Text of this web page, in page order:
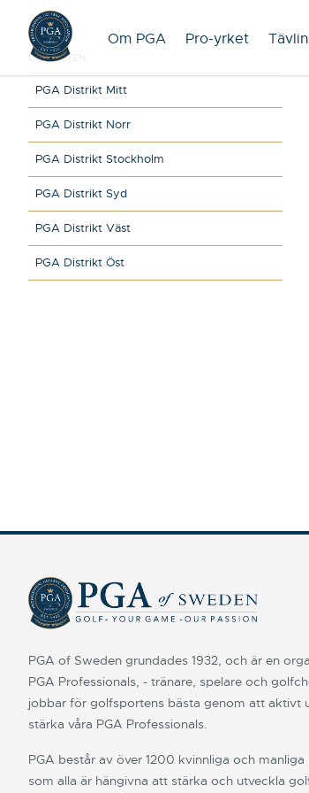
Om PGA Pro-yrket
DISTRIKTEN
PGA Distrikt Mitt
PGA Distrikt Norr
PGA Distrikt Stockholm
PGA Distrikt Syd
PGA Distrikt Väst
PGA Distrikt Öst
PGA of Sweden grundades 1932, och är en
PGA Professionals, - tränare, spelare och
jobbar för golfsportens bästa genom att aktivt
stärka våra PGA Professionals.
PGA består av över 1200 kvinnliga och
som alla är hängivna att stärka och utveckla